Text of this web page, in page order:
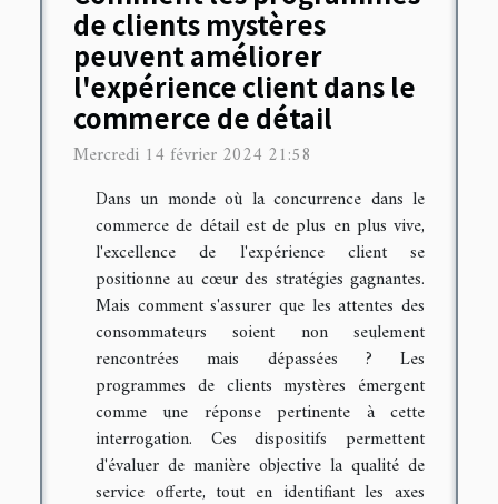
de clients mystères
peuvent améliorer
l'expérience client dans le
commerce de détail
Mercredi 14 février 2024 21:58
Dans un monde où la concurrence dans le
commerce de détail est de plus en plus vive,
l'excellence de l'expérience client se
positionne au cœur des stratégies gagnantes.
Mais comment s'assurer que les attentes des
consommateurs soient non seulement
rencontrées mais dépassées ? Les
programmes de clients mystères émergent
comme une réponse pertinente à cette
interrogation. Ces dispositifs permettent
d'évaluer de manière objective la qualité de
service offerte, tout en identifiant les axes